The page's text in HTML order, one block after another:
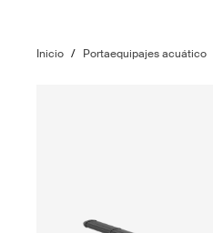
Inicio / Portaequipajes acuático